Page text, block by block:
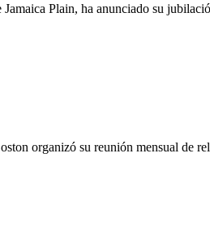
Plain, ha anunciado su
organizó su reunión mensual de